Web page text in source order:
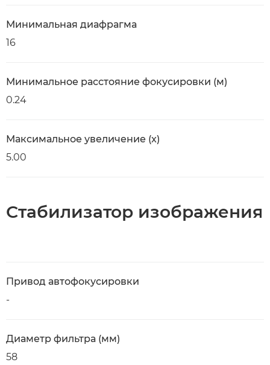
Минимальная диафрагма
16
Минимальное расстояние фокусировки (м)
0.24
Максимальное увеличение (x)
5.00
Стабилизатор изображения
Привод автофокусировки
-
Диаметр фильтра (мм)
58